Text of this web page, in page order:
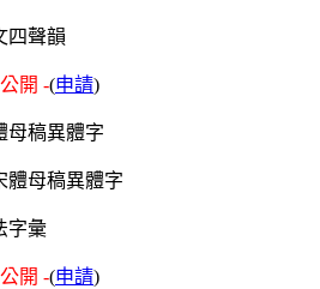
四聲韻
開 -(申請)
母稿異體字
字彙
開 -(申請)